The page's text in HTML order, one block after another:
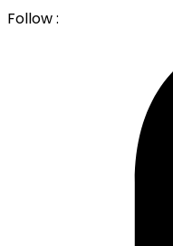
Follow :